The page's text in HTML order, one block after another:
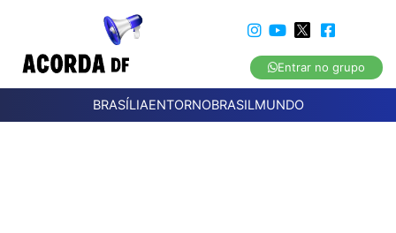
Entrar no grupo
BRASÍLIAENTORNOBRASILMUNDO